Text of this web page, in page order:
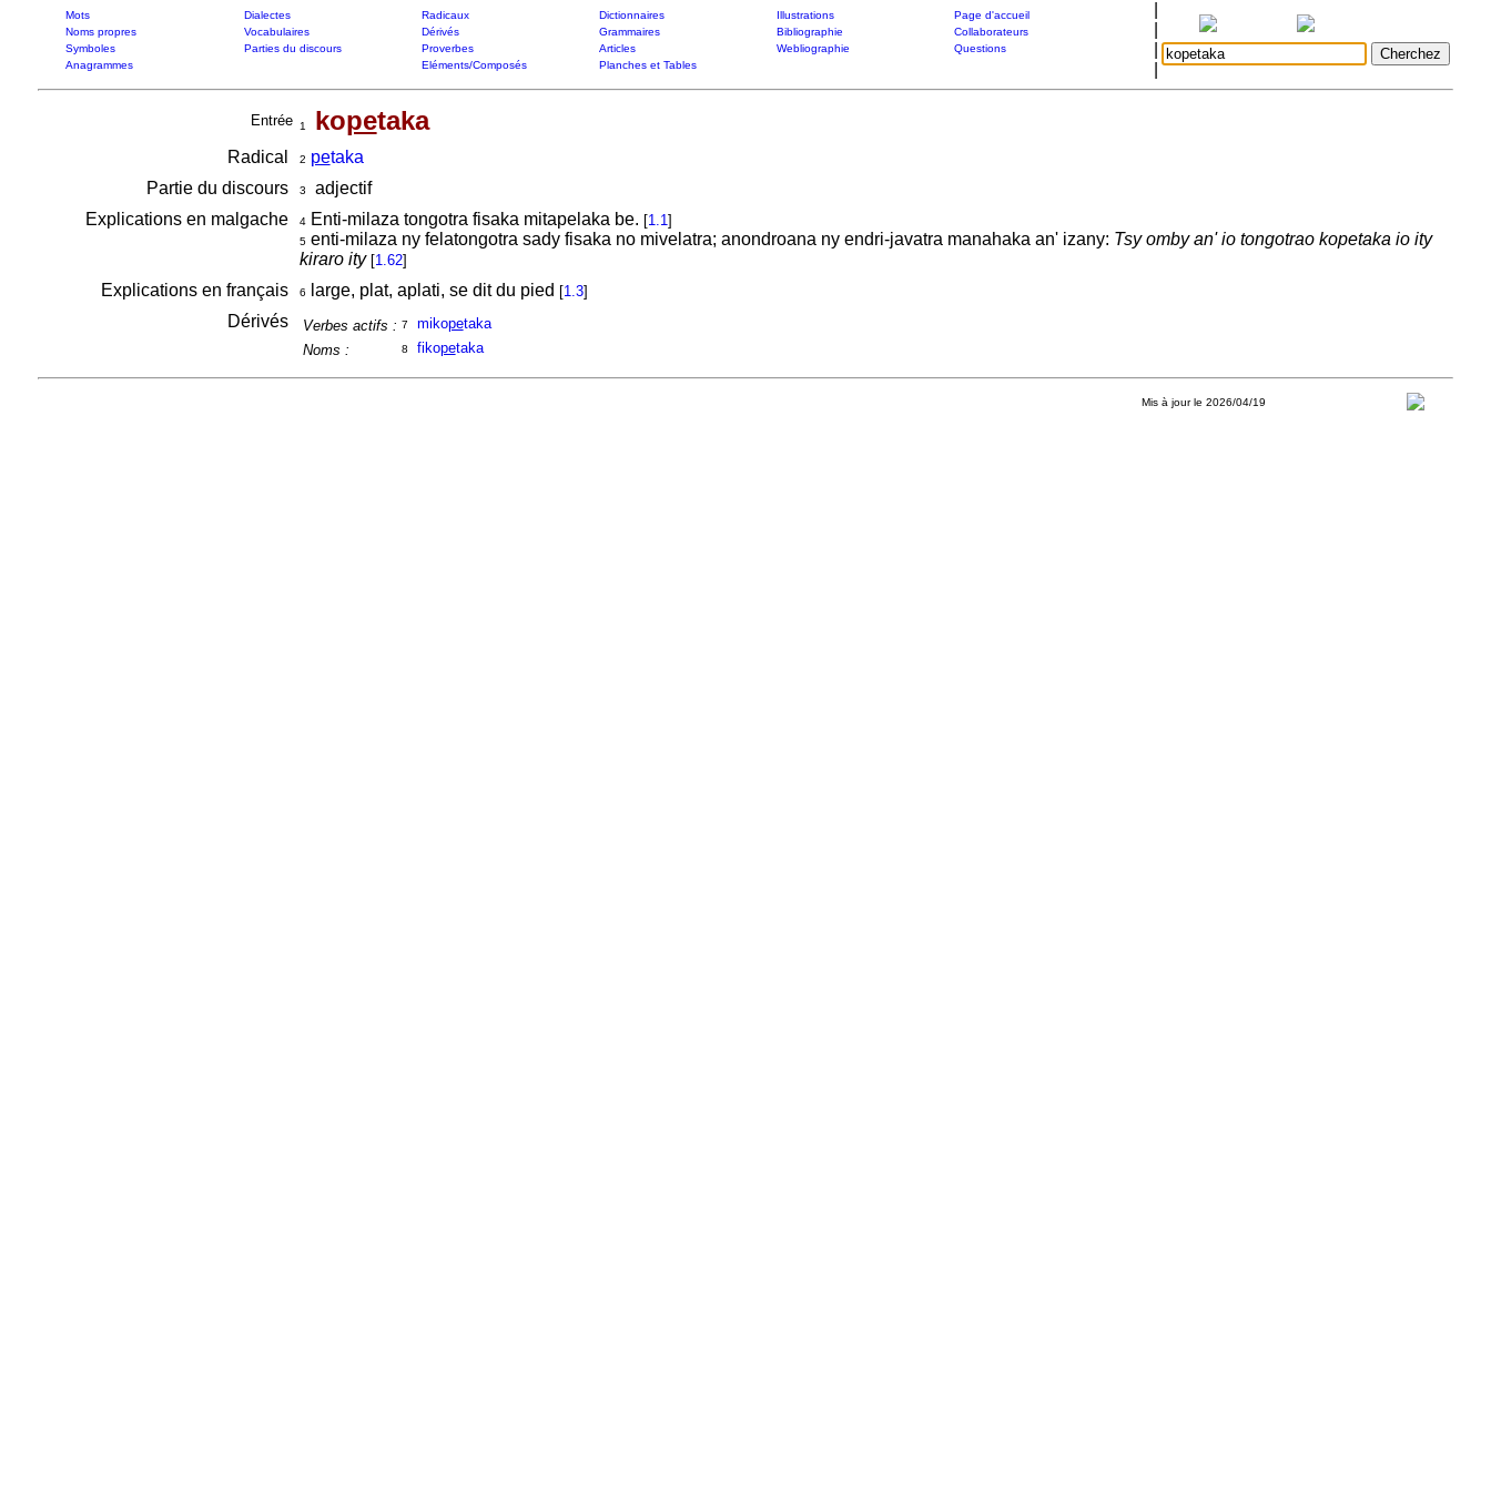
Mots Dialectes Radicaux Dictionnaires Illustrations
Page d'accueil
Noms propres
Vocabulaires Dérivés Grammaires Bibliographie
Collaborateurs
Symboles
Parties du discours Proverbes Articles Webliographie
Questions
Anagrammes
Eléments/Composés Planches et Tables
Entrée 1 kopetaka
Radical 2 petaka
Partie du discours
3
adjectif
Explications en malgache
4Enti-milaza tongotra fisaka mitapelaka be. [1.1]
5enti-milaza ny felatongotra sady fisaka no mivelatra; anondroana ny endri-javatra manahaka an' izany: Tsy omby an' io tongotrao kopetaka io ity
kiraro ity [1.62]
Explications en français 6 large, plat, aplati, se dit du pied [1.3]
Dérivés Verbes actifs : 7 mikopetaka
Noms :
8 fikopetaka
Mis à jour le 2026/04/19